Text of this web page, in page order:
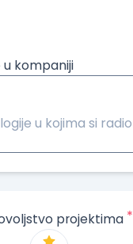
u kompaniji
u kojima si radio
projektima *